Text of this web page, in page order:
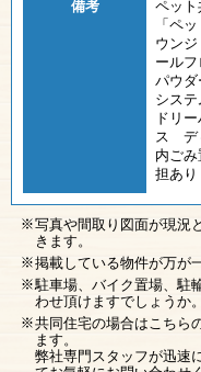
備考
ペッ
「ペ
ウン
ール
パウ
シス
ドリ
ス デ
内ご
担あ
写真や間取り図面が現況
きます。
掲載している物件が万が
駐車場、バイク置場、駐
わせ頂けますでしょうか。
共同住宅の場合はこちら
ます。
弊社専門スタッフが迅速